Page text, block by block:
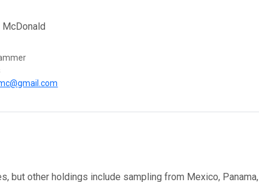
McDonald
but other holdings include sampling from Mexico, Panama,